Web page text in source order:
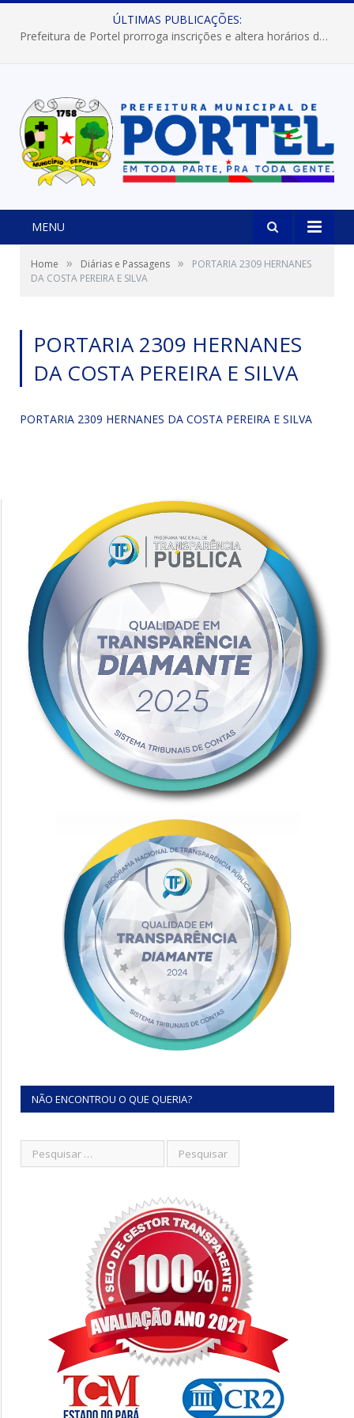
ÚLTIMAS PUBLICAÇÕES:
Prefeitura de Portel prorroga inscrições e altera horários dos concursos “Musa” e “Miss Mix Verão 2026”
MENU
Home » Diárias e Passagens »
PORTARIA 2309 HERNANES
DA COSTA PEREIRA E SILVA
PORTARIA 2309 HERNANES
DA COSTA PEREIRA E SILVA
PORTARIA 2309 HERNANES DA COSTA PEREIRA E SILVA
NÃO ENCONTROU O QUE QUERIA?